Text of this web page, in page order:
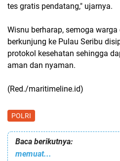
tes gratis pendatang," ujarnya.
Wisnu berharap, semoga
berkunjung ke Pulau Seribu
protokol kesehatan sehingga
aman dan nyaman.
(Red./maritimeline.id)
POLRI
Baca berikutnya:
memuat...